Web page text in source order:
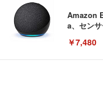
Amazon
a、セン
￥7,480